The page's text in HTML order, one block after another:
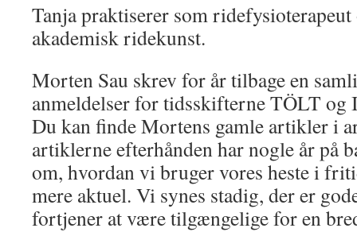
Tanja praktiserer som
akademisk ridekunst.
Morten Sau skrev for år tilbage en
anmeldelser for tidsskifterne TÖLT og
Du kan finde Mortens gamle artikler i
artiklerne efterhånden har nogle år på
om, hvordan vi bruger vores heste i
mere aktuel. Vi synes stadig, der er
fortjener at være tilgængelige for en